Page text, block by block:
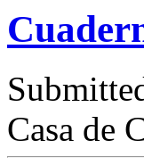
Casa de